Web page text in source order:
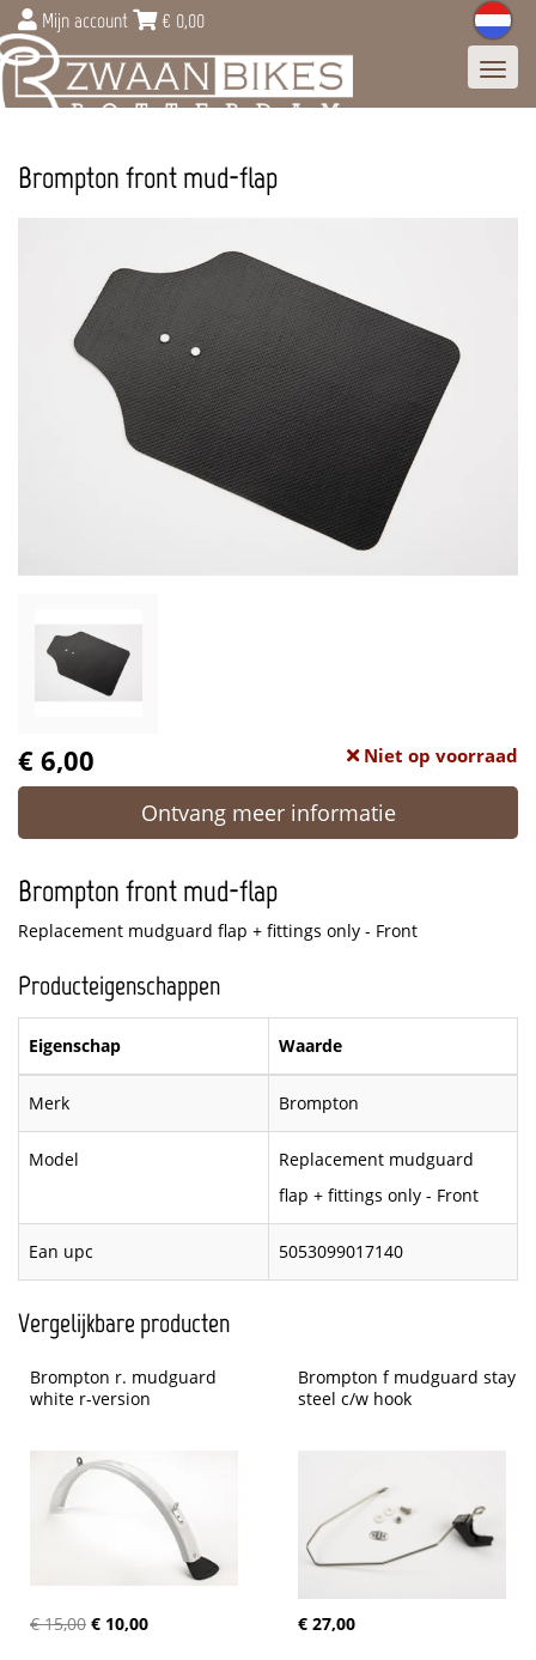
Mijn account € 0,00
Brompton front mud-flap
€ 6,00 Niet op voorraad
Ontvang meer informatie
Brompton front mud-flap
Replacement mudguard flap + fittings only - Front
Producteigenschappen
Eigenschap Waarde
Merk Brompton
Model
Replacement mudguard
flap + fittings only - Front
Ean upc 5053099017140
Vergelijkbare producten
Brompton r. mudguard
white r-version
€ 15,00 € 10,00
Brompton f mudguard stay
steel c/w hook
€ 27,00